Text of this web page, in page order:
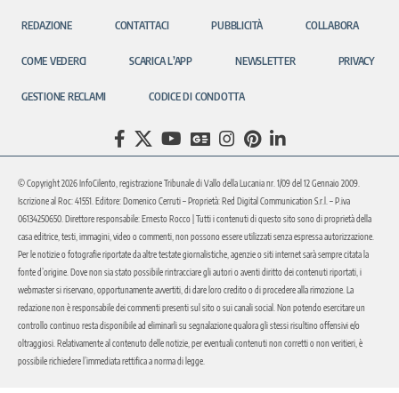
REDAZIONE CONTATTACI PUBBLICITÀ COLLABORA
COME VEDERCI SCARICA L’APP NEWSLETTER PRIVACY
GESTIONE RECLAMI CODICE DI CONDOTTA
© Copyright 2026 InfoCilento, registrazione Tribunale di Vallo della Lucania nr. 1/09 del 12 Gennaio 2009.
Iscrizione al Roc: 41551. Editore: Domenico Cerruti – Proprietà: Red Digital Communication S.r.l. – P.iva
06134250650. Direttore responsabile: Ernesto Rocco | Tutti i contenuti di questo sito sono di proprietà della
casa editrice, testi, immagini, video o commenti, non possono essere utilizzati senza espressa autorizzazione.
Per le notizie o fotografie riportate da altre testate giornalistiche, agenzie o siti internet sarà sempre citata la
fonte d’origine. Dove non sia stato possibile rintracciare gli autori o aventi diritto dei contenuti riportati, i
webmaster si riservano, opportunamente avvertiti, di dare loro credito o di procedere alla rimozione. La
redazione non è responsabile dei commenti presenti sul sito o sui canali social. Non potendo esercitare un
controllo continuo resta disponibile ad eliminarli su segnalazione qualora gli stessi risultino offensivi e/o
oltraggiosi. Relativamente al contenuto delle notizie, per eventuali contenuti non corretti o non veritieri, è
possibile richiedere l’immediata rettifica a norma di legge.